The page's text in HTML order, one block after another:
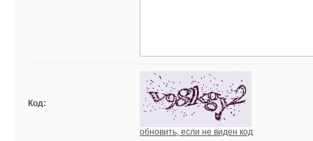
Код:
обновить, если не виден код